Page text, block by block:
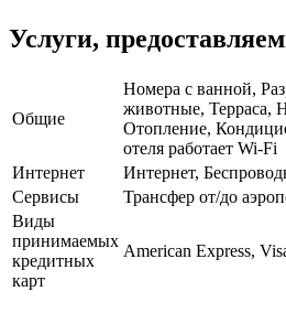
Услуги,
Общие
Номера с ванной,
животные, Терраса,
Отопление,
отеля работает Wi-Fi
Интернет
Интернет,
Сервисы
Трансфер от/до
Виды
принимаемых
кредитных
карт
American Express,